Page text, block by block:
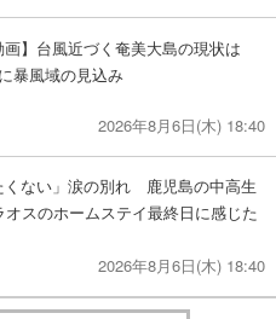
画】台風近づく奄美大島の現状は
暴風域の見込み
2026年8月6日(木) 18:40
くない」涙の別れ 鹿児島の中高生
オスのホームステイ最終日に感じた
2026年8月6日(木) 18:40